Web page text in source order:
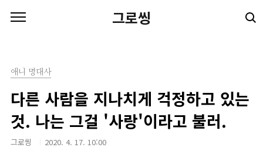
그로씽
애니 명대사
다른 사람을 지나치게 걱정하고 있는
것. 나는 그걸 '사랑'이라고 불러.
그로씽 2020. 4. 17. 10:00